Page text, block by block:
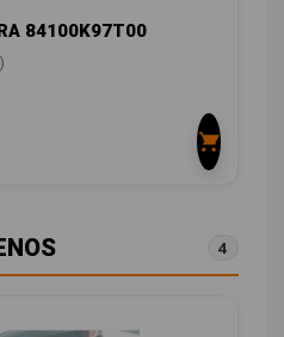
84100K97T00
4